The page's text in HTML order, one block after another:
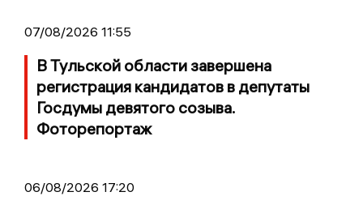
07/08/2026 11:55
В Тульской области завершена
регистрация кандидатов в депутаты
Госдумы девятого созыва.
Фоторепортаж
06/08/2026 17:20